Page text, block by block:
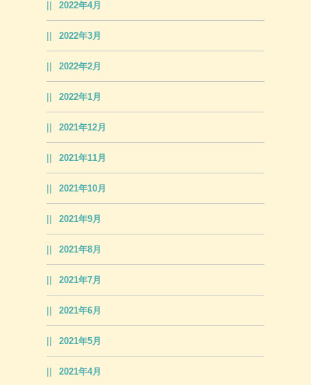
2022年4月
2022年3月
2022年2月
2022年1月
2021年12月
2021年11月
2021年10月
2021年9月
2021年8月
2021年7月
2021年6月
2021年5月
2021年4月